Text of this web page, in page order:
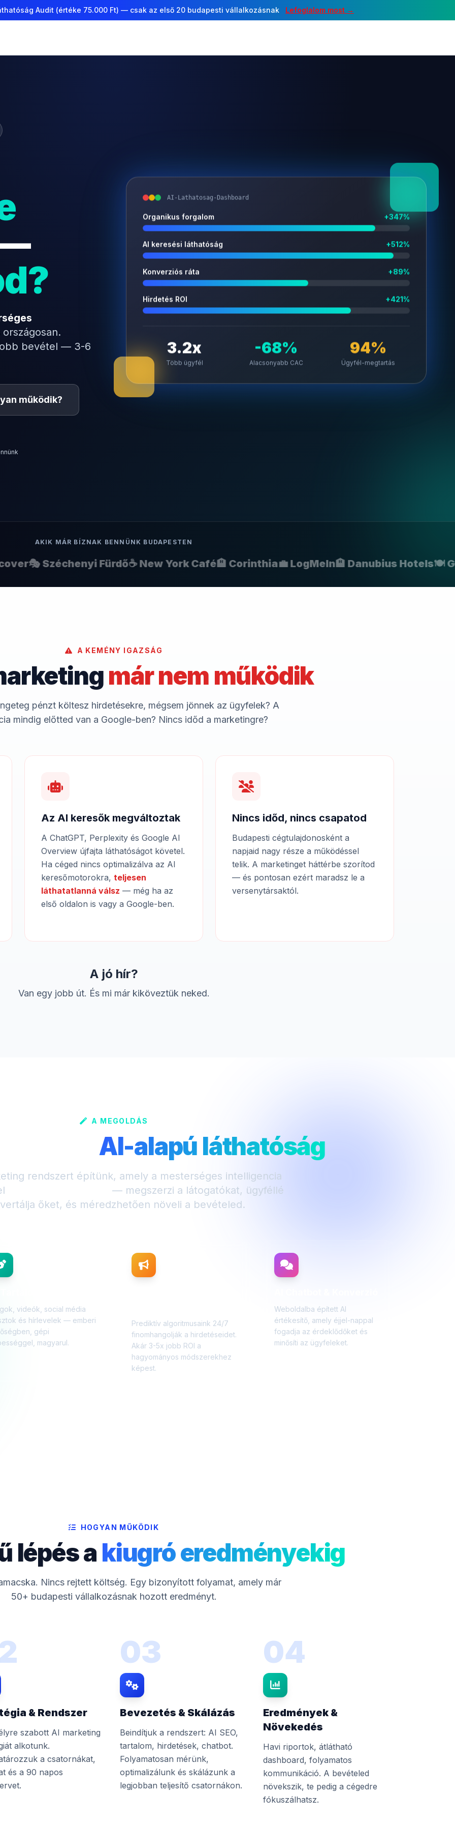
Audit (értéke 75.000 Ft) — csak az első 20 budapesti vállalkozásnak Lefoglalom most →
bevétel — 3-6
működik?
Organikus forgalom +347%
AI keresési láthatóság +512%
Konverziós ráta +89%
Hirdetés ROI +421%
3.2x -68% 94%
AKIK MÁR BÍZNAK BENNÜNK BUDAPESTEN
🎭 Széchenyi Fürdő☕ New York Café🏨 Corinthia💼 LogMeIn🏨 Danubius Hotels🍽️
A KEMÉNY IGAZSÁG
már nem működik
pénzt költesz hirdetésekre, mégsem jönnek az ügyfelek? A
mindig előtted van a Google-ben? Nincs időd a marketingre?
Az AI keresők megváltoztak
A ChatGPT, Perplexity és Google AI
Overview újfajta láthatóságot követel.
Ha céged nincs optimalizálva az AI
keresőmotorokra, teljesen
láthatatlanná válsz — még ha az
első oldalon is vagy a Google-ben.
Nincs időd, nincs csapatod
Budapesti cégtulajdonosként a
napjaid nagy része a működéssel
telik. A marketinget háttérbe szorítod
— és pontosan ezért maradsz le a
versenytársaktól.
A jó hír?
Van egy jobb út. És mi már kiköveztük neked.
A MEGOLDÁS
AI-alapú láthatóság
rendszert építünk, amely a mesterséges intelligencia
— megszerzi a látogatókat, ügyféllé
őket, és méredzhetően növeli a bevételed.
videók, social média
és hírlevelek — emberi
gépi
magyarul.
Prediktív algoritmusaink 24/7
finomhangolják a hirdetéseidet.
Akár 3-5x jobb ROI a
hagyományos módszerekhez
képest.
Weboldalba épített AI
értékesítő, amely éjjel-nappal
fogadja az érdeklődőket és
minősíti az ügyfeleket.
HOGYAN MŰKÖDIK
lépés a kiugró eredményekig
Nincs rejtett költség. Egy bizonyított folyamat, amely már
50+ budapesti vállalkozásnak hozott eredményt.
& Rendszer
szabott AI marketing
alkotunk.
a csatornákat,
és a 90 napos
03
Bevezetés & Skálázás
Beindítjuk a rendszert: AI SEO,
tartalom, hirdetések, chatbot.
Folyamatosan mérünk,
optimalizálunk és skálázunk a
legjobban teljesítő csatornákon.
04
Eredmények &
Növekedés
Havi riportok, átlátható
dashboard, folyamatos
kommunikáció. A bevételed
növekszik, te pedig a cégedre
fókuszálhatsz.